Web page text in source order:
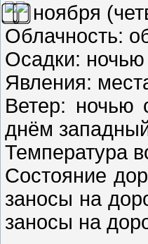
ноября
Облачность:
Осадки: ночью
Явления:
Ветер: ночью
днём
Температура
Состояние
заносы на
заносы на